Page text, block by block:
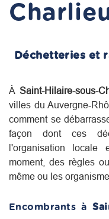
Déchetteries et
À Saint-Hilaire-sous-
villes duAuvergne-
comment se
façon dont ces
l'organisation
moment, des règles
même ou les
Encombrants à